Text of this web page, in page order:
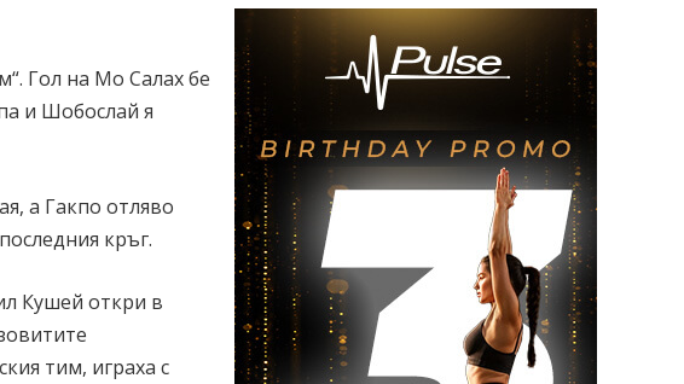
Гол на Мо Салах бе
и Шобослай я
а Гакпо отляво
кръг.
Кушей откри в
тим, играха с